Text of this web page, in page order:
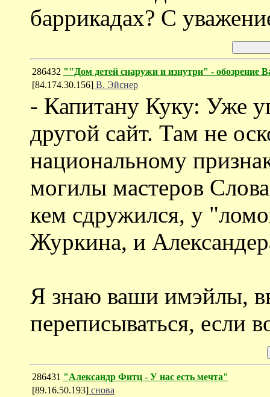
баррикадах? С
286432 ""Дом детей снаружи и изнутри" -
[84.174.30.156] В. Эйснер
- Капитану Куку: Уже
другой сайт. Там не
национальному
могилы мастеров
кем сдружился, у
Журкина, и
Я знаю ваши имэйлы,
переписываться, если
286431 "Александр Фитц - У нас есть мечта"
[89.16.50.193] снова